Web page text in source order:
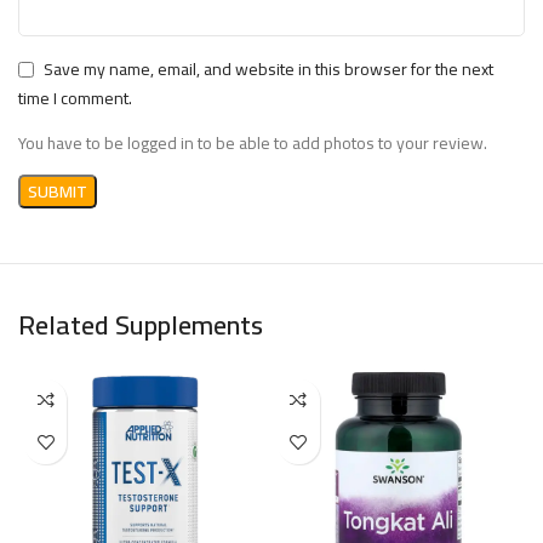
خلاصة الجذور (يوريكوما لونجيفوليا) (بنسبة
موحدة تصل إلى 100٪ من لونج جاك تونجكات ملجم †
† القيمة اليومية غير محددة.
Save my name, email, and website in this browser for the next
time I comment.
You have to be logged in to be able to add photos to your review.
Related Supplements